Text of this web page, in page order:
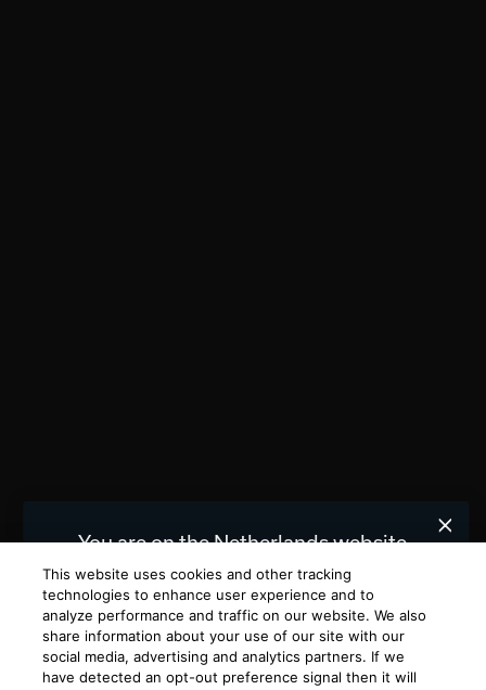
You are on the Netherlands website.
We recommendUnited States
Choose a different website.
NETHERLANDS UNITED STATES
This website uses cookies and other tracking
technologies to enhance user experience and to
analyze performance and traffic on our website. We also
share information about your use of our site with our
social media, advertising and analytics partners. If we
have detected an opt-out preference signal then it will